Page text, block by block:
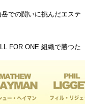
での闘いに挑んだエステ
FOR ONE 組織で勝つた